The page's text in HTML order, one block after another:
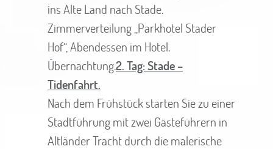
ins Alte Land nach Stade.
Zimmerverteilung „Parkhotel Stader
Hof“, Abendessen im Hotel.
Übernachtung.2. Tag: Stade –
Tidenfahrt.
Nach dem Frühstück starten Sie zu einer
Stadtführung mit zwei Gästeführern in
Altländer Tracht durch die malerische